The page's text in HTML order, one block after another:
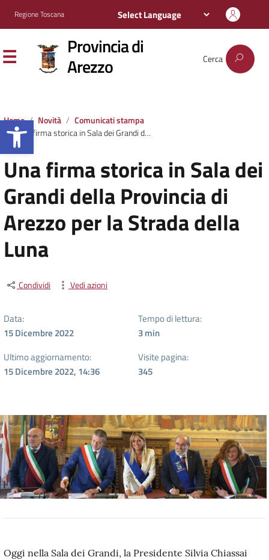
Apri la barra degli strumenti
Regione Toscana
Provincia di
Arezzo Cerca
Home Novità
Comunicati stampa
Una firma storica in Sala dei Grandi della Provincia di Arezzo per la Strada della Luna
Una firma storica in Sala dei
Grandi della Provincia di
Arezzo per la Strada della
Luna
Condividi Vedi azioni
Data:
15 Dicembre 2022
Tempo di lettura:
3min
Ultimo aggiornamento:
15 Dicembre 2022, 14:36
Visite pagina:
345
Oggi nella Sala dei Grandi, la Presidente Silvia Chiassai